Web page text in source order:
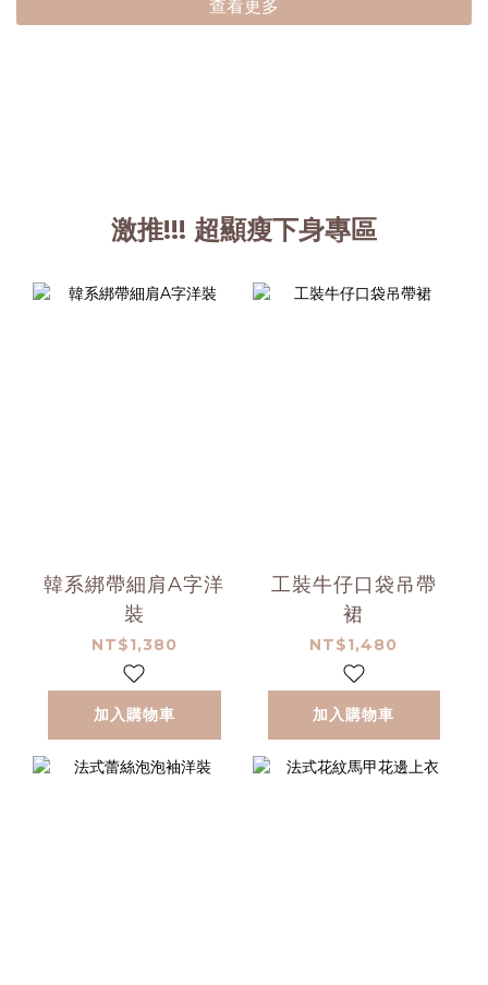
查看更多
激推!!! 超顯瘦下身專區
韓系綁帶細肩A字洋
裝
NT$1,380
加入購物車
工裝牛仔口袋吊帶
裙
NT$1,480
加入購物車